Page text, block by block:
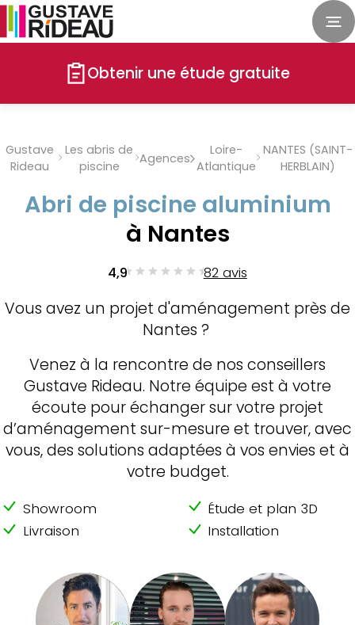
Obtenir une étude gratuite
Gustave
Rideau
Les abris de
piscine
Agences
Loire-
Atlantique
NANTES (SAINT-
HERBLAIN)
Abri de piscine aluminium
à Nantes
4,9 82 avis
Vous avez un projet d'aménagement près de
Nantes ?
Venez à la rencontre de nos conseillers
Gustave Rideau. Notre équipe est à votre
écoute pour échanger sur votre projet
d’aménagement sur-mesure et trouver, avec
vous, des solutions adaptées à vos envies et à
votre budget.
Showroom
Étude et plan 3D
Livraison
Installation